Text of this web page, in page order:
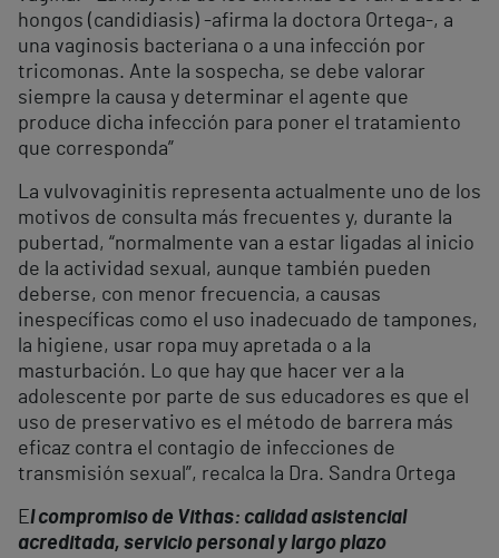
hongos (candidiasis) -afirma la doctora Ortega-, a
una vaginosis bacteriana o a una infección por
tricomonas. Ante la sospecha, se debe valorar
siempre la causa y determinar el agente que
produce dicha infección para poner el tratamiento
que corresponda”
La vulvovaginitis representa actualmente uno de los
motivos de consulta más frecuentes y, durante la
pubertad, “normalmente van a estar ligadas al inicio
de la actividad sexual, aunque también pueden
deberse, con menor frecuencia, a causas
inespecíficas como el uso inadecuado de tampones,
la higiene, usar ropa muy apretada o a la
masturbación. Lo que hay que hacer ver a la
adolescente por parte de sus educadores es que el
uso de preservativo es el método de barrera más
eficaz contra el contagio de infecciones de
transmisión sexual”, recalca la Dra. Sandra Ortega
El compromiso de Vithas: calidad asistencial
acreditada, servicio personal y largo plazo